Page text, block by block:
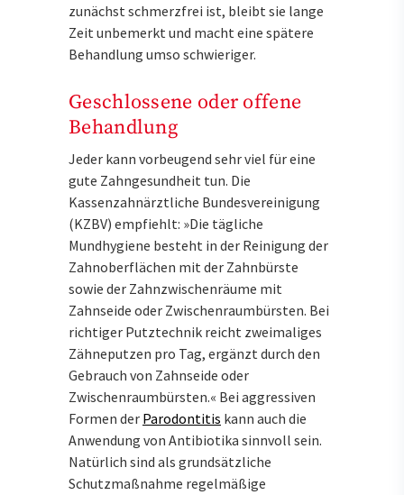
zunächst schmerzfrei ist, bleibt sie lange
Zeit unbemerkt und macht eine spätere
Behandlung umso schwieriger.
Geschlossene oder offene
Behandlung
Jeder kann vorbeugend sehr viel für eine
gute Zahngesundheit tun. Die
Kassenzahnärztliche Bundesvereinigung
(KZBV) empfiehlt: »Die tägliche
Mundhygiene besteht in der Reinigung der
Zahnoberflächen mit der Zahnbürste
sowie der Zahnzwischenräume mit
Zahnseide oder Zwischenraumbürsten. Bei
richtiger Putztechnik reicht zweimaliges
Zähneputzen pro Tag, ergänzt durch den
Gebrauch von Zahnseide oder
Zwischenraumbürsten.« Bei aggressiven
Formen der Parodontitis kann auch die
Anwendung von Antibiotika sinnvoll sein.
Natürlich sind als grundsätzliche
Schutzmaßnahme regelmäßige